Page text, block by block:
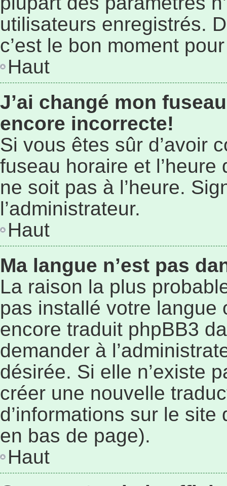
utilisateurs enregistrés.
c’est le bon moment
Haut
J’ai changé mon
encore incorrecte!
Si vous êtes sûr d’avoir
fuseau horaire et l’heure
ne soit pas à l’heure.
l’administrateur.
Haut
Ma langue n’est pas
La raison la plus
pas installé votre langue
encore traduit phpBB3
demander à
désirée. Si elle n’existe
créer une nouvelle
d’informations sur le
en bas de page).
Haut